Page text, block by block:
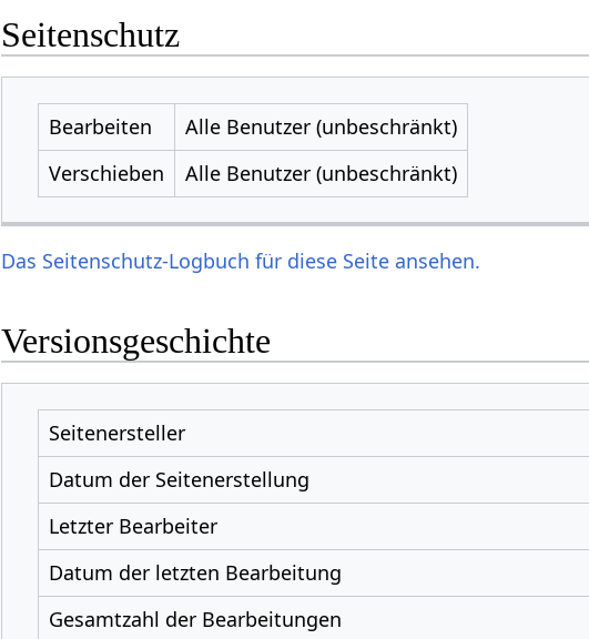
Seitenschutz
Bearbeiten
Alle Benutzer (unbeschränkt)
Verschieben
Alle Benutzer (unbeschränkt)
Das Seitenschutz-Logbuch für diese Seite ansehen.
Versionsgeschichte
Seitenersteller
Datum der Seitenerstellung
Letzter Bearbeiter
Datum der letzten Bearbeitung
Gesamtzahl der Bearbeitungen